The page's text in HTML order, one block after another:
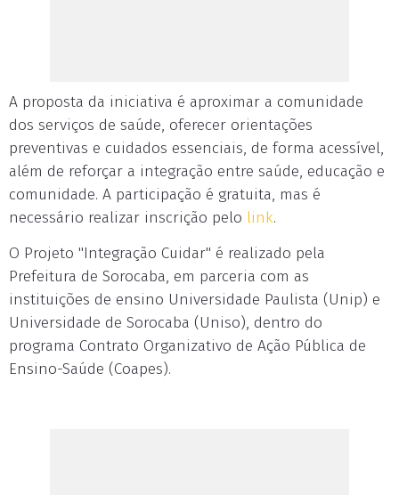
A proposta da iniciativa é aproximar a comunidade
dos serviços de saúde, oferecer orientações
preventivas e cuidados essenciais, de forma acessível,
além de reforçar a integração entre saúde, educação e
comunidade. A participação é gratuita, mas é
necessário realizar inscrição pelo link.
O Projeto "Integração Cuidar" é realizado pela
Prefeitura de Sorocaba, em parceria com as
instituições de ensino Universidade Paulista (Unip) e
Universidade de Sorocaba (Uniso), dentro do
programa Contrato Organizativo de Ação Pública de
Ensino-Saúde (Coapes).